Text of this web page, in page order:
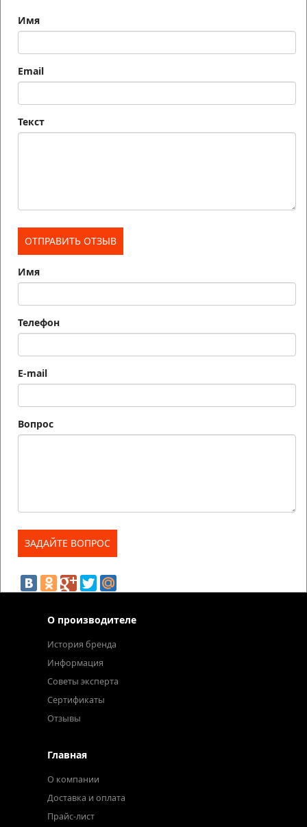
Имя
Email
Текст
Имя
Телефон
E-mail
Вопрос
О производителе
История бренда
Информация
Советы эксперта
Сертификаты
Отзывы
Главная
О компании
Доставка и оплата
Прайс-лист